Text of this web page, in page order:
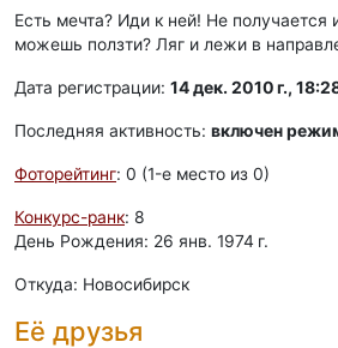
Есть мечта? Иди к ней! Не получается
можешь ползти? Ляг и лежи в
Дата регистрации: 14 дек. 2010 г.,
Последняя активность: включен
Фоторейтинг: 0 (1-e место из 0)
Конкурс-ранк: 8
День Рождения: 26 янв. 1974 г.
Откуда: Новосибирск
Её друзья